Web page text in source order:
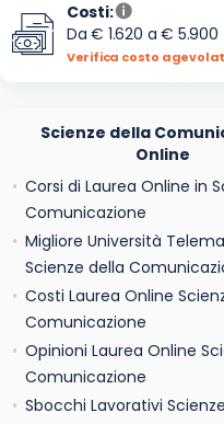
Costi:
Da € 1.620 a € 5.900
Verifica costo
Scienze della
Online
Corsi di Laurea Online in
Comunicazione
Migliore Università
Scienze della
Costi Laurea Online
Comunicazione
Opinioni Laurea Online
Comunicazione
Sbocchi Lavorativi